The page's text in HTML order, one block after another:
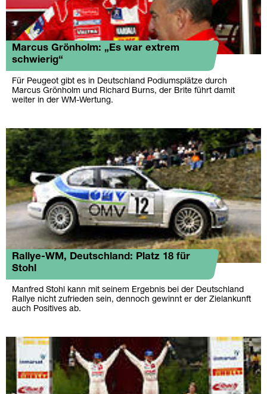
Marcus Grönholm: „Es war extrem
schwierig“
Für Peugeot gibt es in Deutschland Podiumsplätze durch
Marcus Grönholm und Richard Burns, der Brite führt damit
weiter in der WM-Wertung.
Rallye-WM, Deutschland: Platz 18 für
Stohl
Manfred Stohl kann mit seinem Ergebnis bei der Deutschland
Rallye nicht zufrieden sein, dennoch gewinnt er der Zielankunft
auch Positives ab.